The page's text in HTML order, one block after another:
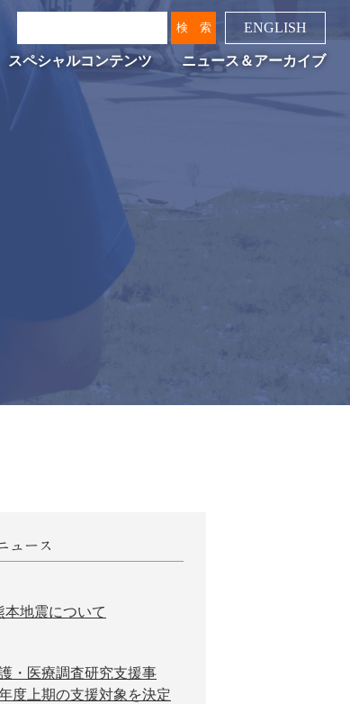
ENGLISH
スペシャルコンテンツ ニュース＆アーカイブ
ュース
本地震について
・医療調査研究支援事
度上期の支援対象を決定